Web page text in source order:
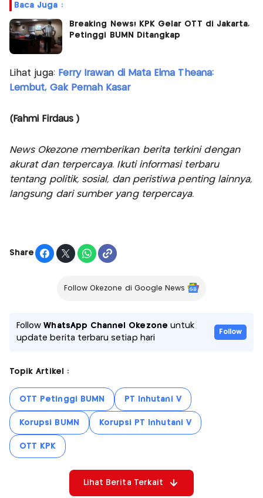
Baca Juga :
Breaking News! KPK Gelar OTT di Jakarta,
Petinggi BUMN Ditangkap
Lihat juga: Ferry Irawan di Mata Elma Theana:
Lembut, Gak Pernah Kasar
(Fahmi Firdaus )
News Okezone memberikan berita terkini dengan
akurat dan terpercaya. Ikuti informasi terbaru
tentang politik, sosial, dan peristiwa penting lainnya,
langsung dari sumber yang terpercaya.
Share
Follow Okezone di Google News
FollowWhatsApp Channel Okezone untuk
update berita terbaru setiap hari
Follow
Topik Artikel :
OTT Petinggi BUMN PT Inhutani V
Korupsi BUMN Korupsi PT Inhutani V
OTT KPK
Lihat Berita Terkait